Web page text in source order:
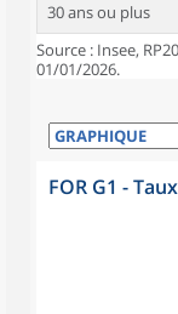
30 ans ou plus
Source : Insee,
01/01/2026.
FOR G1 -